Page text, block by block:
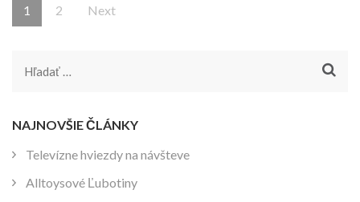
príspevkov
Page
1 Page
2 Next
Hľadať:
NAJNOVŠIE ČLÁNKY
Televízne hviezdy na návšteve
Alltoysové Ľubotiny